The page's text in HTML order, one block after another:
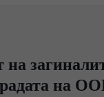
на
на